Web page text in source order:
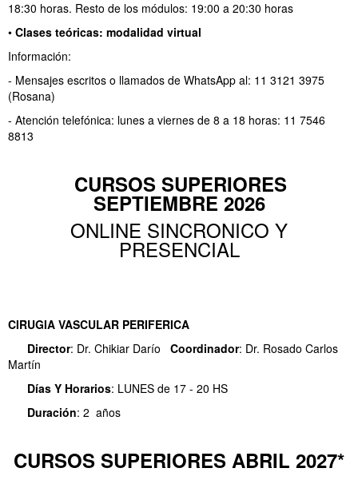
18:30 horas. Resto de los módulos: 19:00 a 20:30 horas
• Clases teóricas: modalidad virtual
Información:
- Mensajes escritos o llamados de WhatsApp al: 11 3121 3975
(Rosana)
- Atención telefónica: lunes a viernes de 8 a 18 horas: 11 7546
8813
CURSOS SUPERIORES
SEPTIEMBRE 2026
ONLINE SINCRONICO Y
PRESENCIAL
CIRUGIA VASCULAR PERIFERICA
Director: Dr. Chikiar Darío Coordinador: Dr. Rosado Carlos
Martín
Días Y Horarios: LUNES de 17 - 20 HS
Duración: 2 años
CURSOS SUPERIORES ABRIL 2027*